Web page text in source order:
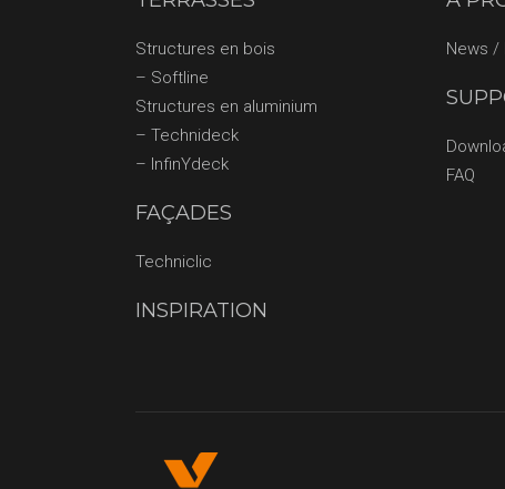
Structures en bois
– Softline
Structures en aluminium
– Technideck
– InfinYdeck
FAÇADES
Techniclic
INSPIRATION
News /
FAQ